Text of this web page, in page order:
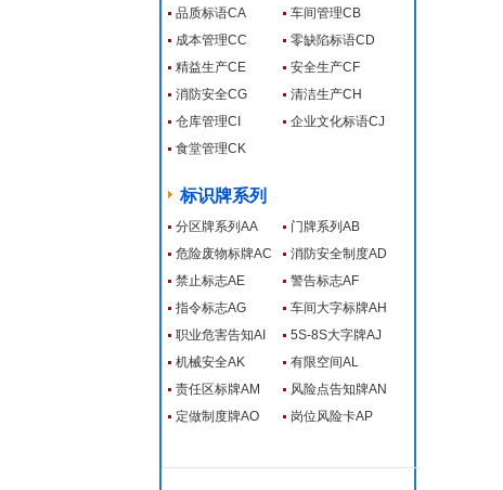
品质标语CA
车间管理CB
成本管理CC
零缺陷标语CD
精益生产CE
安全生产CF
消防安全CG
清洁生产CH
仓库管理CI
企业文化标语CJ
食堂管理CK
标识牌系列
分区牌系列AA
门牌系列AB
危险废物标牌AC
消防安全制度AD
禁止标志AE
警告标志AF
指令标志AG
车间大字标牌AH
职业危害告知AI
5S-8S大字牌AJ
机械安全AK
有限空间AL
责任区标牌AM
风险点告知牌AN
定做制度牌AO
岗位风险卡AP